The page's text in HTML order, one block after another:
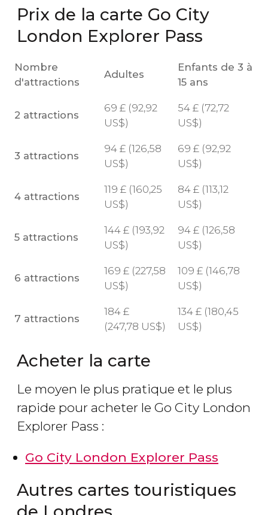
Prix de la carte Go City
London Explorer Pass
Nombre
d'attractions
Adultes
Enfants de 3 à
15 ans
2 attractions
69 £ (92,92
US$)
54 £ (72,72
US$)
3 attractions
94 £ (126,58
US$)
69 £ (92,92
US$)
4 attractions
119 £ (160,25
US$)
84 £ (113,12
US$)
5 attractions
144 £ (193,92
US$)
94 £ (126,58
US$)
6 attractions
169 £ (227,58
US$)
109 £ (146,78
US$)
7 attractions
184 £
(247,78 US$)
134 £ (180,45
US$)
Acheter la carte
Le moyen le plus pratique et le plus
rapide pour acheter le Go City London
Explorer Pass :
Go City London Explorer Pass
Autres cartes touristiques